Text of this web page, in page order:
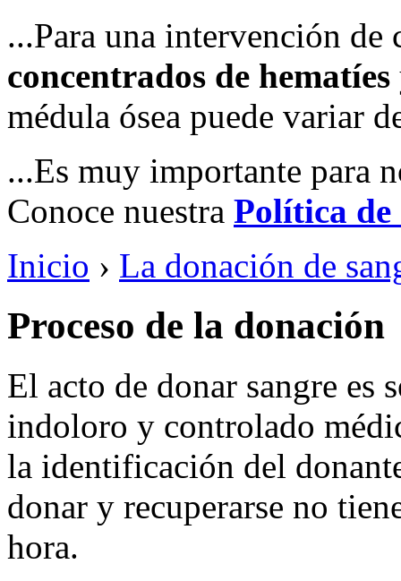
...Para una intervención
concentrados de hematíes
médula ósea puede variar
...Es muy importante para
Conoce nuestra Política
Inicio › La donación de
Proceso de la donación
El acto de donar sangre es
indoloro y controlado
la identificación del
donar y recuperarse no
hora.